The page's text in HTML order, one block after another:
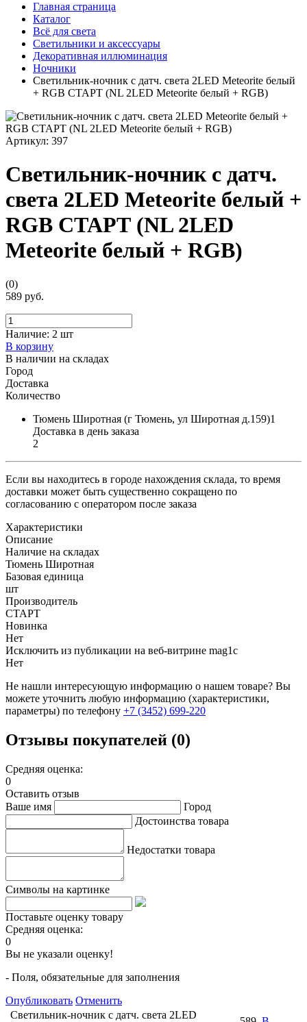
Главная страница
Каталог
Всё для света
Светильники и аксессуары
Декоративная иллюминация
Ночники
Светильник-ночник с датч. света 2LED Meteorite белый
+ RGB СТАРТ (NL 2LED Meteorite белый + RGB)
Артикул: 397
Светильник-ночник с датч.
света 2LED Meteorite белый +
RGB СТАРТ (NL 2LED
Meteorite белый + RGB)
(0)
589 руб.
Наличие: 2 шт
В корзину
В наличии на складах
Город
Доставка
Количество
Тюмень Широтная (г Тюмень, ул Широтная д.159)1
Доставка в день заказа
2
Если вы находитесь в городе нахождения склада, то время
доставки может быть существенно сокращено по
согласованию с оператором после заказа
Характеристики
Описание
Наличие на складах
Тюмень Широтная
Базовая единица
шт
Производитель
СТАРТ
Новинка
Нет
Исключить из публикации на веб-витрине mag1c
Нет
Не нашли интересующую информацию о нашем товаре? Вы
можете уточнить любую информацию (характеристики,
параметры) по телефону +7 (3452) 699-220
Отзывы покупателей (0)
Средняя оценка:
0
Оставить отзыв
Ваше имя
Город
Достоинства товара
Недостатки товара
Символы на картинке
Поставьте оценку товару
Средняя оценка:
0
Вы не указали оценку!
- Поля, обязательные для заполнения
Опубликовать Отменить
Светильник-ночник с датч. света 2LED